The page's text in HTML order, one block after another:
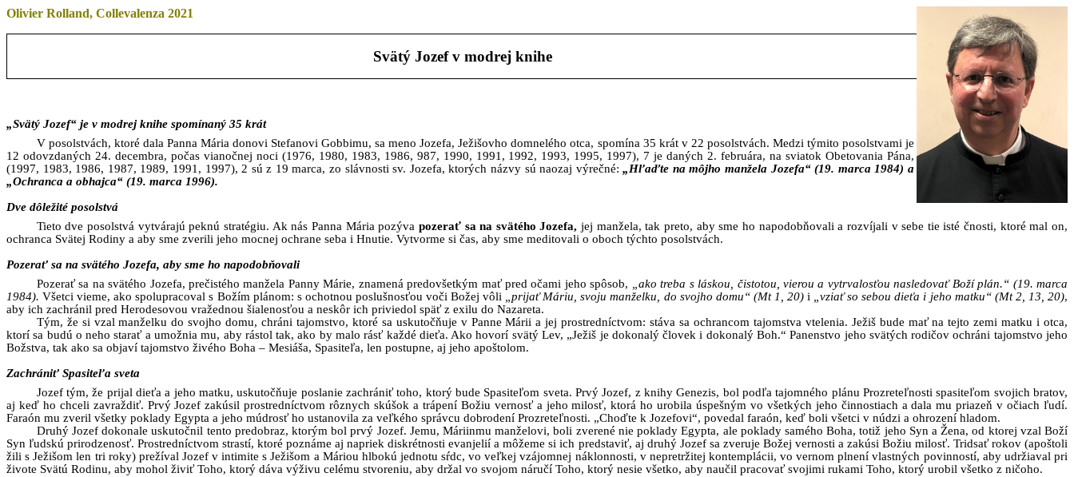
Olivier Rolland, Collevalenza 2021
Svätý Jozef v modrej knihe
„Svätý Jozef“ je v modrej knihe spomínaný 35 krát
V posolstvách, ktoré dala Panna Mária donovi Stefanovi Gobbimu, sa meno Jozefa, Ježišovho domnelého otca, spomína 35 krát v 22 posolstvách. Medzi týmito posolstvami je
12 odovzdaných 24. decembra, počas vianočnej noci (1976, 1980, 1983, 1986, 987, 1990, 1991, 1992, 1993, 1995, 1997), 7 je daných 2. februára, na sviatok Obetovania Pána,
(1997, 1983, 1986, 1987, 1989, 1991, 1997), 2 sú z 19 marca, zo slávnosti sv. Jozefa, ktorých názvy sú naozaj výrečné:„Hľaďte na môjho manžela Jozefa“ (19. marca 1984) a
„Ochranca a obhajca“ (19. marca 1996).
Dve dôležité posolstvá
Tieto dve posolstvá vytvárajú peknú stratégiu. Ak nás Panna Mária pozýva pozerať sa na svätého Jozefa,jej manžela, tak preto, aby sme ho napodobňovali a rozvíjali v sebe tie isté čnosti, ktoré mal on,
ochranca Svätej Rodiny a aby sme zverili jeho mocnej ochrane seba i Hnutie. Vytvorme si čas, aby sme meditovali o oboch týchto posolstvách.
Pozerať sa na svätého Jozefa, aby sme ho napodobňovali
Pozerať sa na svätého Jozefa, prečistého manžela Panny Márie, znamená predovšetkým mať pred očami jeho spôsob, „ako treba s láskou, čistotou, vierou a vytrvalosťou nasledovať Boží plán.“ (19. marca
1984). Všetci vieme, ako spolupracoval s Božím plánom: s ochotnou poslušnosťou voči Božej vôli „prijať Máriu, svoju manželku, do svojho domu“ (Mt 1, 20)i „vziať so sebou dieťa i jeho matku“ (Mt 2, 13, 20),
aby ich zachránil pred Herodesovou vražednou šialenosťou a neskôr ich priviedol späť z exilu do Nazareta.
Tým, že si vzal manželku do svojho domu, chráni tajomstvo, ktoré sa uskutočňuje v Panne Márii a jej prostredníctvom: stáva sa ochrancom tajomstva vtelenia. Ježiš bude mať na tejto zemi matku i otca,
ktorí sa budú o neho starať a umožnia mu, aby rástol tak, ako by malo rásť každé dieťa. Ako hovorí svätý Lev, „Ježiš je dokonalý človek i dokonalý Boh.“ Panenstvo jeho svätých rodičov ochráni tajomstvo jeho
Božstva, tak ako sa objaví tajomstvo živého Boha – Mesiáša, Spasiteľa, len postupne, aj jeho apoštolom.
Zachrániť Spasiteľa sveta
Jozef tým, že prijal dieťa a jeho matku, uskutočňuje poslanie zachrániť toho, ktorý bude Spasiteľom sveta. Prvý Jozef, z knihy Genezis, bol podľa tajomného plánu Prozreteľnosti spasiteľom svojich bratov,
aj keď ho chceli zavraždiť. Prvý Jozef zakúsil prostredníctvom rôznych skúšok a trápení Božiu vernosť a jeho milosť, ktorá ho urobila úspešným vo všetkých jeho činnostiach a dala mu priazeň v očiach ľudí.
Faraón mu zveril všetky poklady Egypta a jeho múdrosť ho ustanovila za veľkého správcu dobrodení Prozreteľnosti. „Choďte k Jozefovi“, povedal faraón, keď boli všetci v núdzi a ohrození hladom.
Druhý Jozef dokonale uskutočnil tento predobraz, ktorým bol prvý Jozef. Jemu, Máriinmu manželovi, boli zverené nie poklady Egypta, ale poklady samého Boha, totiž jeho Syn a Žena, od ktorej vzal Boží
Syn ľudskú prirodzenosť. Prostredníctvom strastí, ktoré poznáme aj napriek diskrétnosti evanjelií a môžeme si ich predstaviť, aj druhý Jozef sa zveruje Božej vernosti a zakúsi Božiu milosť. Tridsať rokov (apoštoli
žili s Ježišom len tri roky) prežíval Jozef v intimite s Ježišom a Máriou hlbokú jednotu sŕdc, vo veľkej vzájomnej náklonnosti, v nepretržitej kontemplácii, vo vernom plnení vlastných povinností, aby udržiaval pri
živote Svätú Rodinu, aby mohol živiť Toho, ktorý dáva výživu celému stvoreniu, aby držal vo svojom náručí Toho, ktorý nesie všetko, aby naučil pracovať svojimi rukami Toho, ktorý urobil všetko z ničoho.